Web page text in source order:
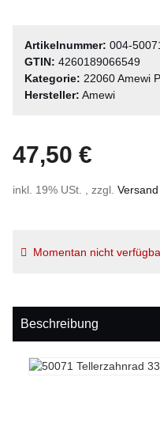
Artikelnummer: 004-
GTIN: 4260189066549
Kategorie: 22060 Amewi
Hersteller: Amewi
47,50 €
inkl. 19% USt. , zzgl. Versand
Momentan nicht
Beschreibung